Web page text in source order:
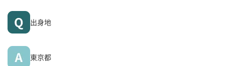
出身地
東京都